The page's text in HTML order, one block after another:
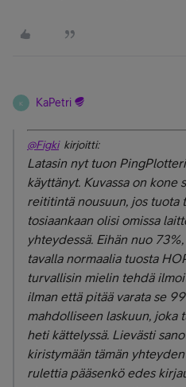
K KaPetri
@Figkikirjoitti:
Latasin nyt tuon
käyttänyt. Kuvassa on kone
reititintä nousuun, jos tuota
tosiaankaan olisi omissa
yhteydessä. Eihän nuo
tavalla normaalia tuosta
turvallisin mielin tehdä
ilman että pitää varata se
mahdolliseen laskuun, joka
heti kättelyssä. Lievästi
kiristymään tämän
rulettia pääsenkö edes